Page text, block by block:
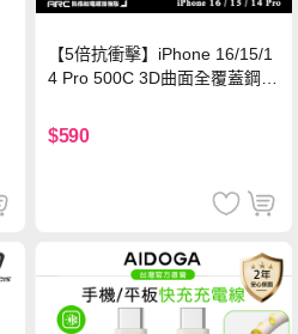
【5倍抗衝擊】iPhone 16/15/1
4 Pro 500C 3D曲面全覆蓋鋼化
保護貼
$590